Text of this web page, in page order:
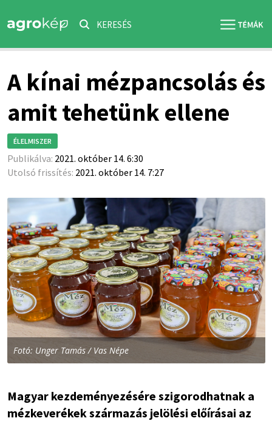
KERESÉS
A kínai mézpancsolás és
amit tehetünk ellene
ÉLELMISZER
Publikálva: 2021. október 14. 6:30
Utolsó frissítés: 2021. október 14. 7:27
Fotó: Unger Tamás / Vas Népe
Magyar kezdeményezésére szigorodhatnak a
mézkeverékek származás jelölési előírásai az